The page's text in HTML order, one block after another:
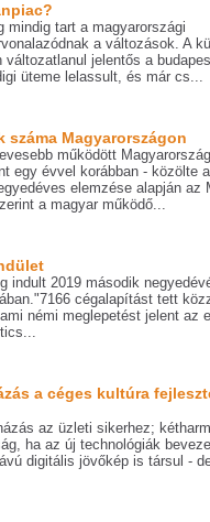
tart a magyarországi
a változások. A
változatlanul jelentős a
üteme lelassult, és már cs...
száma Magyarországon
működött
egy évvel korábban - közölte a
elemzése alapján az
a magyar működő...
indult 2019 második
cégalapítást tett
némi meglepetést jelent az
a céges kultúra
az üzleti sikerhez;
ha az új technológiák
digitális jövőkép is társul -